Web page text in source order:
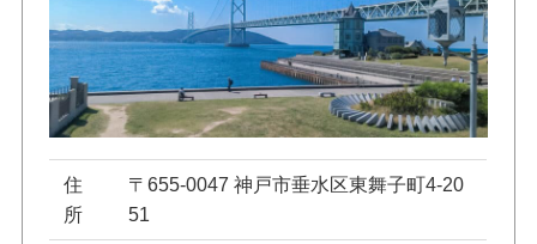
住
所
〒655-0047 神戸市垂水区東舞子町4-20
51